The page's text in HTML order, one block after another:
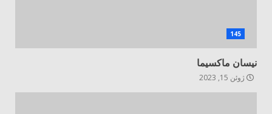
145
نیسان ماکسیما
ژوئن 15, 2023